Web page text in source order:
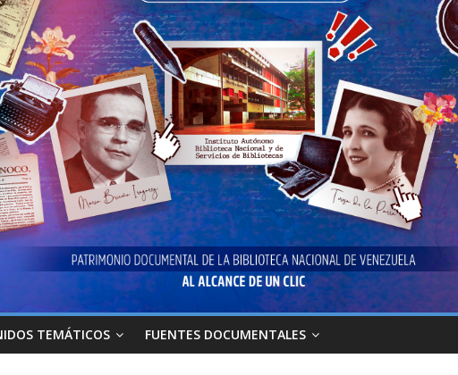
TEMÁTICOS FUENTES DOCUMENTALES